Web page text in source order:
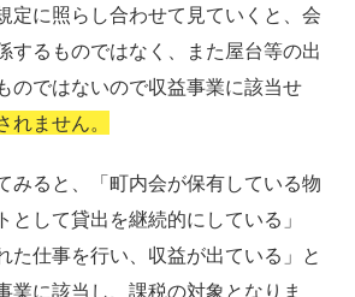
定に照らし合わせて見ていくと、会
するものではなく、また屋台等の出
のではないので収益事業に該当せ
れません。
みると、「町内会が保有している物
として貸出を継続的にしている」
た仕事を行い、収益が出ている」と
業に該当し、課税の対象となりま